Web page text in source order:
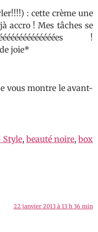
: cette crème une
accro ! Mes tâches se
!
joie*
vous montre le avant-
Style, beauté noire, box
22 janvier 2013 à 13 h 36 min